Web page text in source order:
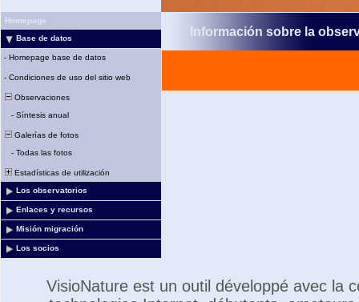
Homepage
Base de datos
- Homepage base de datos
- Condiciones de uso del sitio web
Observaciones
- Síntesis anual
Galerías de fotos
- Todas las fotos
Estadísticas de utilización
Los observatorios
Enlaces y recursos
Misión migración
Los socios
Información sobre la
VisioNature est un outil développé avec la